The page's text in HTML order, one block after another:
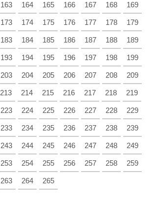
163 164 165 166 167 168 169
173 174 175 176 177 178 179
183 184 185 186 187 188 189
193 194 195 196 197 198 199
203 204 205 206 207 208 209
213 214 215 216 217 218 219
223 224 225 226 227 228 229
233 234 235 236 237 238 239
243 244 245 246 247 248 249
253 254 255 256 257 258 259
263 264 265